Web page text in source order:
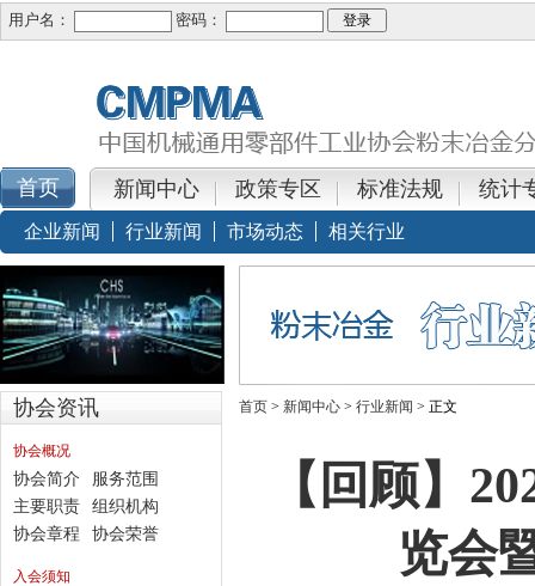
用户名： 密码：
新闻中心 政策专区 标准法规 统计
企业新闻 行业新闻 市场动态 相关行业
协会资讯
协会概况
协会简介
服务范围
主要职责
组织机构
协会章程
协会荣誉
入会须知
首页 > 新闻中心 > 行业新闻 > 正文
【回顾】
览会